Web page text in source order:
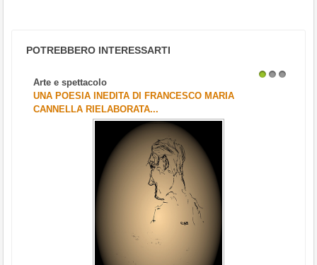
POTREBBERO INTERESSARTI
Arte e spettacolo
UNA POESIA INEDITA DI FRANCESCO MARIA
CANNELLA RIELABORATA...